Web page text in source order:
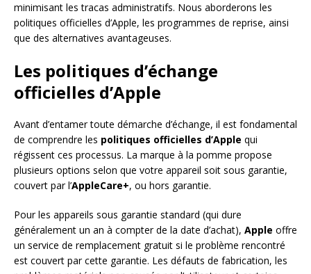
minimisant les tracas administratifs. Nous aborderons les
politiques officielles d’Apple, les programmes de reprise, ainsi
que des alternatives avantageuses.
Les politiques d’échange
officielles d’Apple
Avant d’entamer toute démarche d’échange, il est fondamental
de comprendre les politiques officielles d’Apple qui
régissent ces processus. La marque à la pomme propose
plusieurs options selon que votre appareil soit sous garantie,
couvert par l’AppleCare+, ou hors garantie.
Pour les appareils sous garantie standard (qui dure
généralement un an à compter de la date d’achat), Apple offre
un service de remplacement gratuit si le problème rencontré
est couvert par cette garantie. Les défauts de fabrication, les